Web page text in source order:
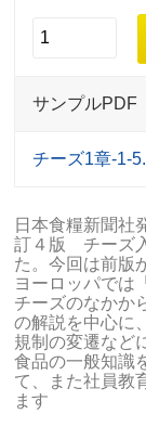
サンプルPDF
チーズ1章-1-
日本食糧新聞社
訂４版 チーズ
た。今回は前版
ヨーロッパでは
チーズのなかか
の解説を中心に
規制の変遷など
食品の一般知識
て、また社員教
ます